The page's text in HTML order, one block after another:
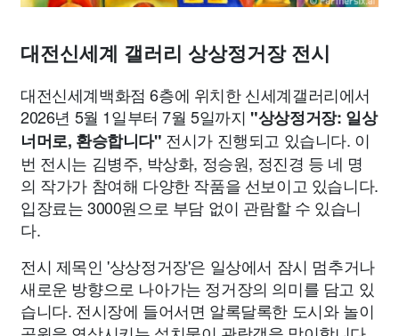
대전신세계 갤러리 상상정거장 전시
대전신세계백화점 6층에 위치한 신세계갤러리에서
2026년 5월 1일부터 7월 5일까지"상상정거장: 일상
너머로, 환승합니다" 전시가 진행되고 있습니다. 이
번 전시는 김병주, 박상화, 정승원, 정진경 등 네 명
의 작가가 참여해 다양한 작품을 선보이고 있습니다.
입장료는 3000원으로 부담 없이 관람할 수 있습니
다.
전시 제목인 '상상정거장'은 일상에서 잠시 멈추거나
새로운 방향으로 나아가는 정거장의 의미를 담고 있
습니다. 전시장에 들어서면 알록달록한 도시와 놀이